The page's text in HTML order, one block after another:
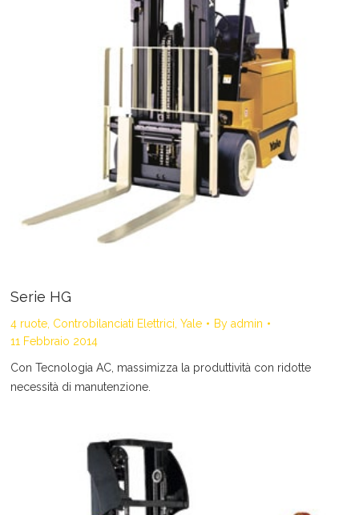
Serie HG
4 ruote, Controbilanciati Elettrici Yale By admin
11 Febbraio 2014
Con Tecnologia AC, massimizza la produttività con ridotte
necessità di manutenzione.